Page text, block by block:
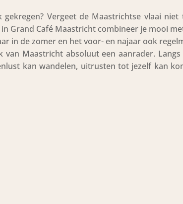
Vergeet de Maastrichtse vlaai
Grand Café Maastricht combineer je mooi
in de zomer en het voor- en najaar ook
Maastricht absoluut een aanrader.
kan wandelen, uitrusten tot jezelf kan